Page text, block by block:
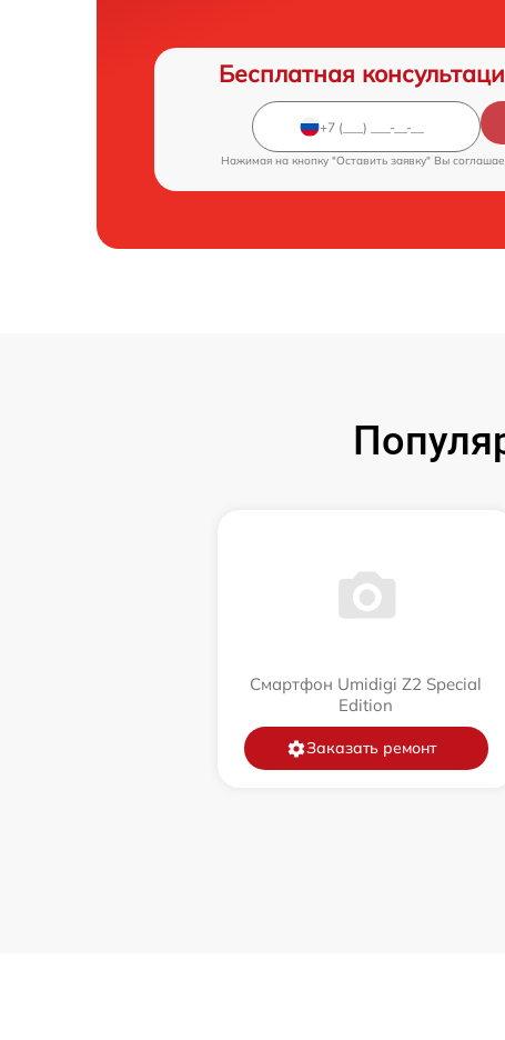
Бесплатная
Нажимая на кнопку "Оставить заявку" Вы
Смартфон Umidigi Z2 Special
Edition
Заказать ремонт